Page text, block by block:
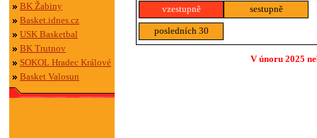
BK Žabiny
Basket.idnes.cz
USK Basketbal
BK Trutnov
SOKOL Hradec Králové
Basket Valosun
vzestupně sestupně
posledních 30
V únoru 2025